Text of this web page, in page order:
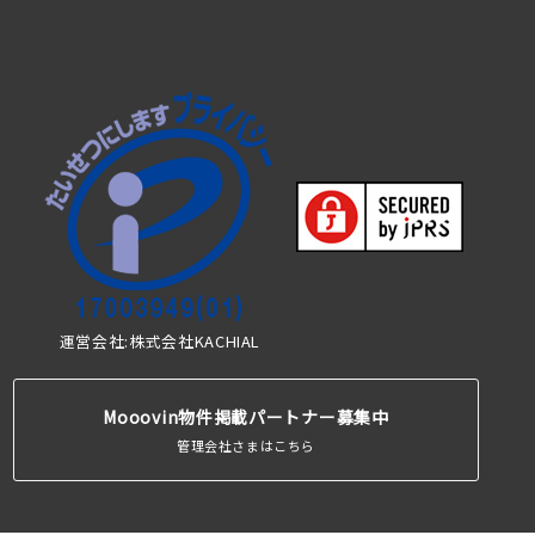
運営会社:株式会社KACHIAL
Mooovin物件掲載パートナー募集中
管理会社さまはこちら